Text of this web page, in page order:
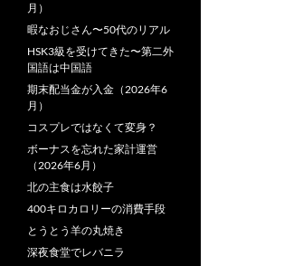
月）
暇なおじさん〜50代のリアル
HSK3級を受けてきた〜第二外
国語は中国語
期末配当金が入金（2026年6
月）
コスプレではなくて変身？
ボーナスを忘れた家計運営
（2026年6月）
北の主食は水餃子
400キロカロリーの消費手段
とうとう羊の丸焼き
深夜食堂でレバニラ